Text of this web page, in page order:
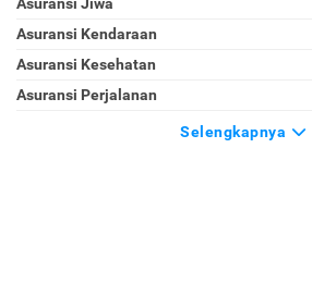
Asuransi Kendaraan
Asuransi Kesehatan
Asuransi Perjalanan
Selengkapnya